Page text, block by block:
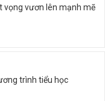
vọng vươn lên mạnh mẽ
trình tiểu học